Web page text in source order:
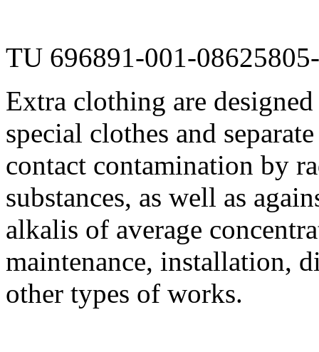
TU 696891-001-
Extra clothing are
special clothes and
contact contamination by
substances, as well as
alkalis of average
maintenance, installation,
other types of works.